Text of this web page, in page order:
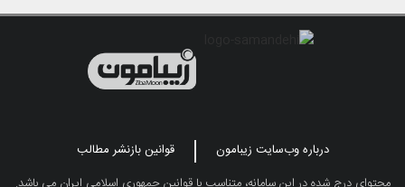
درباره وب‌سایت زیبامون
قوانین بازنشر مطالب